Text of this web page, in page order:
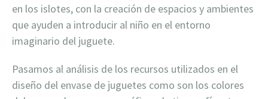
en los islotes, con la creación de espacios y ambientes
que ayuden a introducir al niño en el entorno
imaginario del juguete.
Pasamos al análisis de los recursos utilizados en el
diseño del envase de juguetes como son los colores